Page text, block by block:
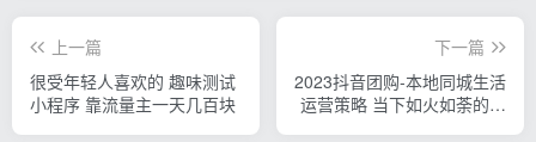
上一篇
很受年轻人喜欢的 趣味测试
小程序 靠流量主一天几百块
下一篇
2023抖音团购-本地同城生活
运营策略 当下如火如荼的赛